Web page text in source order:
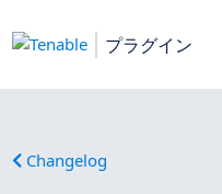
プラグイン
Changelog